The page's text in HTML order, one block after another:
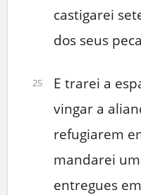
castigarei
dos seus
25
E trarei a
vingar a
refugiarem
mandarei
entregues